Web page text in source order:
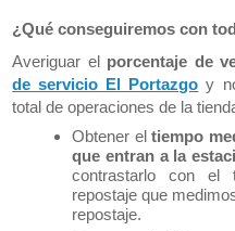
¿Qué conseguiremos con
Averiguar el porcentaje de
de servicio El Portazgo y
total de operaciones de la
Obtener eltiempo
que entran a la
contrastarlo con el
repostaje que
repostaje.